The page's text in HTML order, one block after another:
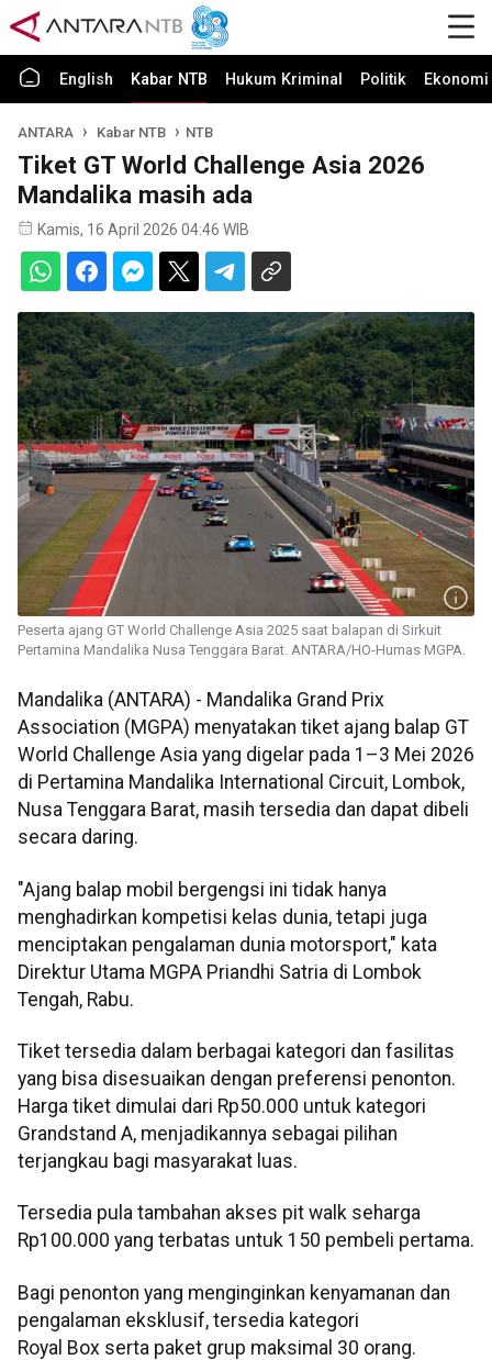
English Kabar NTB Hukum Kriminal Politik
ANTARA Kabar NTB NTB
Tiket GT World Challenge Asia 2026
Mandalika masih ada
Kamis, 16 April 2026 04:46 WIB
Peserta ajang GT World Challenge Asia 2025 saat balapan di Sirkuit
Pertamina Mandalika Nusa Tenggara Barat. ANTARA/HO-Humas MGPA.
Mandalika (ANTARA) - Mandalika Grand Prix
Association (MGPA) menyatakan tiket ajang balap GT
World Challenge Asia yang digelar pada 1–3 Mei 2026
di Pertamina Mandalika International Circuit, Lombok,
Nusa Tenggara Barat, masih tersedia dan dapat dibeli
secara daring.
"Ajang balap mobil bergengsi ini tidak hanya
menghadirkan kompetisi kelas dunia, tetapi juga
menciptakan pengalaman dunia motorsport," kata
Direktur Utama MGPA Priandhi Satria di Lombok
Tengah, Rabu.
Tiket tersedia dalam berbagai kategori dan fasilitas
yang bisa disesuaikan dengan preferensi penonton.
Harga tiket dimulai dari Rp50.000 untuk kategori
Grandstand A, menjadikannya sebagai pilihan
terjangkau bagi masyarakat luas.
Tersedia pula tambahan akses pit walk seharga
Rp100.000 yang terbatas untuk 150 pembeli pertama.
Bagi penonton yang menginginkan kenyamanan dan
pengalaman eksklusif, tersedia kategori
Royal Box serta paket grup maksimal 30 orang.